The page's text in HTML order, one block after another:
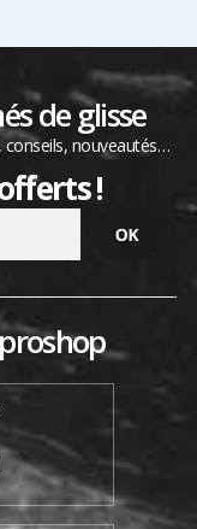
de glisse
conseils, nouveautés…
!